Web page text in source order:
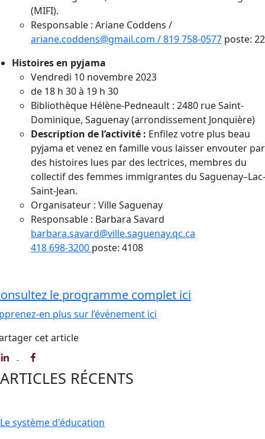
(MIFI).
Responsable : Ariane Coddens /
ariane.coddens@gmail.com /819 758-0577 poste:
Histoires en pyjama
Vendredi 10 novembre 2023
de 18 h 30 à 19 h 30
Bibliothèque Hélène-Pedneault : 2480 rue Saint-
Dominique, Saguenay (arrondissement Jonquière)
Description de l’activité : Enfilez votre plus beau
pyjama et venez en famille vous laisser envouter par
des histoires lues par des lectrices, membres du
collectif des femmes immigrantes du Saguenay–Lac-
Saint-Jean.
Organisateur : Ville Saguenay
Responsable : Barbara Savard
barbara.savard@ville.saguenay.qc.ca
418 698-3200 poste: 4108
le programme complet ici
en plus sur l’événement ici
cet article
ARTICLES RÉCENTS
Le système d'éducation